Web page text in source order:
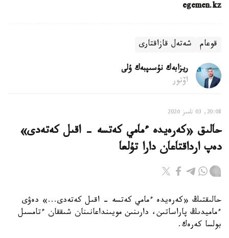
egemen.kz
قوعام شەتەل قازاقتارى
ريزابەك نۇسىپبەك ۇلى
اۆتور
20:08, 03 تامىز 2026
حالىق «كەرەيدە ءمامي كەتسە - اقىل كەتەدى»
دەپ ارداقتاعان دارا تۇلعا
حالىقتىڭ «كەرەيدە ءمامي كەتسە - اقىل كەتەدى...» دەۋى
ءماميدىڭ پاراساتىن، دارىنىن مويىنداعانىنان شىققان ءتامسىل
بولسا كەرەك.